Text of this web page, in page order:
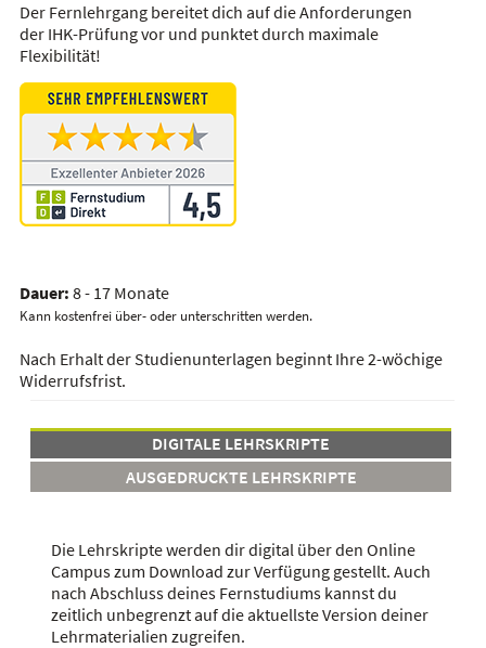
Der Fernlehrgang bereitet dich auf die Anforderungen
der IHK-Prüfung vor und punktet durch maximale
Flexibilität!
Dauer: 8 - 17 Monate
Kann kostenfrei über- oder unterschritten werden.
Nach Erhalt der Studienunterlagen beginnt Ihre 2-wöchige
Widerrufsfrist.
DIGITALE LEHRSKRIPTE
AUSGEDRUCKTE LEHRSKRIPTE
Die Lehrskripte werden dir digital über den Online
Campus zum Download zur Verfügung gestellt. Auch
nach Abschluss deines Fernstudiums kannst du
zeitlich unbegrenzt auf die aktuellste Version deiner
Lehrmaterialien zugreifen.